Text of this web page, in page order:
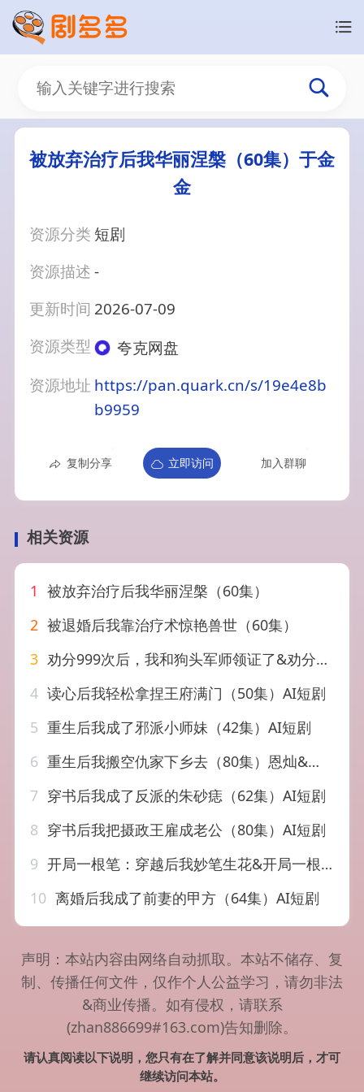
被放弃治疗后我华丽涅槃（60集）于金
金
资源分类 短剧
资源描述-
更新时间 2026-07-09
资源类型
夸克网盘
资源地址 https://pan.quark.cn/s/19e4e8b
b9959
复制分享 立即访问 加入群聊
相关资源
1 被放弃治疗后我华丽涅槃（60集）
2 被退婚后我靠治疗术惊艳兽世（60集）
3 劝分999次后，我和狗头军师领证了&劝分999次后我和狗头军师领证了（52集）AI短剧
4 读心后我轻松拿捏王府满门（50集）AI短剧
5 重生后我成了邪派小师妹（42集）AI短剧
6 重生后我搬空仇家下乡去（80集）恩灿&李苗苗&灵灵&橙子&夏一心
7 穿书后我成了反派的朱砂痣（62集）AI短剧
8 穿书后我把摄政王雇成老公（80集）AI短剧
9 开局一根笔：穿越后我妙笔生花&开局一根笔穿越后我妙笔生花（98集）陆恩馨&天养
10 离婚后我成了前妻的甲方（64集）AI短剧
声明：本站内容由网络自动抓取。本站不储存、复
制、传播任何文件，仅作个人公益学习，请勿非法
&商业传播。如有侵权，请联系
(zhan886699#163.com)告知删除。
请认真阅读以下说明，您只有在了解并同意该说明后，才可
继续访问本站。